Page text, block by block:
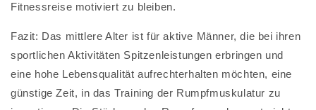
Fitnessreise motiviert zu bleiben.
Fazit: Das mittlere Alter ist für aktive Männer, die bei ihren
sportlichen Aktivitäten Spitzenleistungen erbringen und
eine hohe Lebensqualität aufrechterhalten möchten, eine
günstige Zeit, in das Training der Rumpfmuskulatur zu